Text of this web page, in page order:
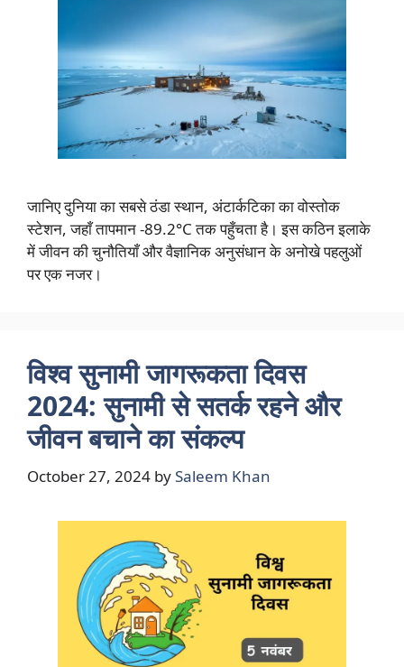
जानिए दुनिया का सबसे ठंडा स्थान, अंटार्कटिका का वोस्तोक
स्टेशन, जहाँ तापमान -89.2°C तक पहुँचता है। इस कठिन इलाके
में जीवन की चुनौतियाँ और वैज्ञानिक अनुसंधान के अनोखे पहलुओं
पर एक नजर।
विश्व सुनामी जागरूकता दिवस
2024: सुनामी से सतर्क रहने और
जीवन बचाने का संकल्प
October 27, 2024 bySaleem Khan